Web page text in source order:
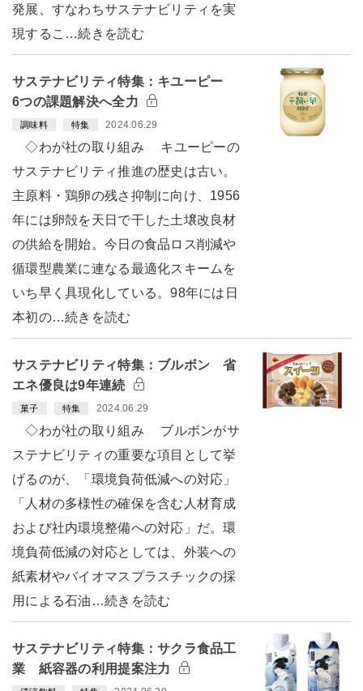
発展、すなわちサステナビリティを実
現するこ…続きを読む
サステナビリティ特集：キユーピー
6つの課題解決へ全力
調味料 特集 2024.06.29
◇わが社の取り組み キユーピーの
サステナビリティ推進の歴史は古い。
主原料・鶏卵の残さ抑制に向け、1956
年には卵殻を天日で干した土壌改良材
の供給を開始。今日の食品ロス削減や
循環型農業に連なる最適化スキームを
いち早く具現化している。98年には日
本初の…続きを読む
サステナビリティ特集：ブルボン 省
エネ優良は9年連続
菓子 特集 2024.06.29
◇わが社の取り組み ブルボンがサ
ステナビリティの重要な項目として挙
げるのが、「環境負荷低減への対応」
「人材の多様性の確保を含む人材育成
および社内環境整備への対応」だ。環
境負荷低減の対応としては、外装への
紙素材やバイオマスプラスチックの採
用による石油…続きを読む
サステナビリティ特集：サクラ食品工
業 紙容器の利用提案注力